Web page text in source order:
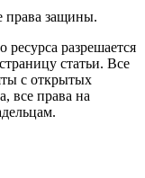
права защины.
разрешается
статьи. Все
с открытых
все права на